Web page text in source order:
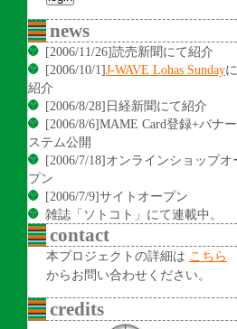
news
[2006/11/26]読売新聞にて紹介
[2006/10/1]J-WAVE Lohas Sunday
紹介
[2006/8/28]日経新聞にて紹介
[2006/8/6]MAME Card登録+バナ
ステム公開
[2006/7/18]オンラインショップオ
プン
[2006/7/9]サイトオープン
雑誌「ソトコト」にて連載中。
contact
本プロジェクトの詳細は こちら
からお問い合わせください。
credits